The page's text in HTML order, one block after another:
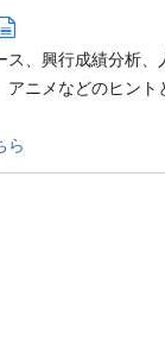
SNS
on SNS
on SNS
、興行成績分析、
ニメなどのヒント
ら